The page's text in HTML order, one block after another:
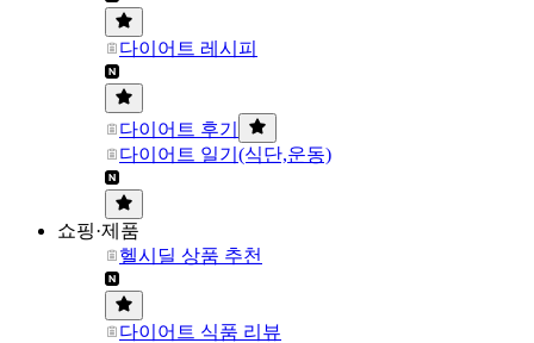
다이어트 레시피
다이어트 후기
다이어트 일기(식단,운동)
쇼핑·제품
헬시딜 상품 추천
다이어트 식품 리뷰